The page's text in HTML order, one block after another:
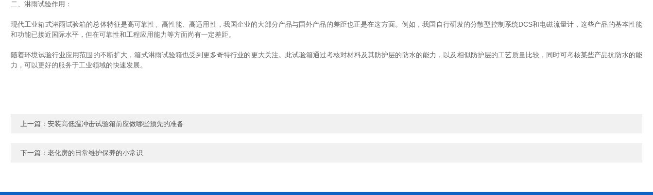
二、淋雨试验作用：
现代工业箱式淋雨试验箱的总体特征是高可靠性、高性能、高适用性，我国企业的大部分产品与国外产品的差距也正是在这方面。例如，我国自行研发的分散型控制系统DCS和电磁流量计，这些产品的基本性能
和功能已接近国际水平，但在可靠性和工程应用能力等方面尚有一定差距。
随着环境试验行业应用范围的不断扩大，箱式淋雨试验箱也受到更多奇特行业的更大关注。此试验箱通过考核对材料及其防护层的防水的能力，以及相似防护层的工艺质量比较，同时可考核某些产品抗防水的能
力，可以更好的服务于工业领域的快速发展。
上一篇： 安装高低温冲击试验箱前应做哪些预先的准备
下一篇： 老化房的日常维护保养的小常识